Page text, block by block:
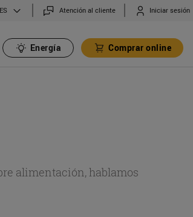
ES Atención al cliente Iniciar sesión
Energía Comprar online
alimentación, hablamos